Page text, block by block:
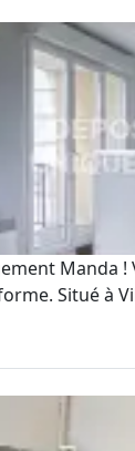
Manda
Situé à